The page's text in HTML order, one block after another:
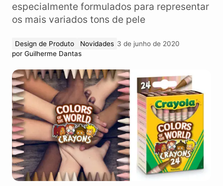
especialmente formulados para representar
os mais variados tons de pele
Design de Produto Novidades 3 de junho de 2020
por Guilherme Dantas